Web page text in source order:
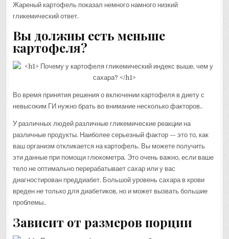
Жареный картофель показал немного намного низкий
гликемический ответ.
Вы должны есть меньше
картофеля?
Во время принятия решения о включении картофеля в диету с
невысоким ГИ нужно брать во внимание несколько факторов..
У различных людей различные гликемические реакции на
различные продукты. Наиболее серьезный фактор — это то, как
ваш организм откликается на картофель. Вы можете получить
эти данные при помощи глюкометра. Это очень важно, если ваше
тело не оптимально перерабатывает сахар или у вас
диагностирован преддиабет. Большой уровень сахара в крови
вреден не только для диабетиков, но и может вызвать большие
проблемы..
Зависит от размеров порции